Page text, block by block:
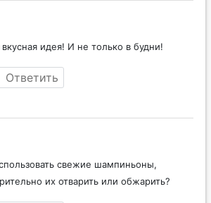
идея! И не только в будни!
Ответить
свежие шампиньоны,
их отварить или обжарить?